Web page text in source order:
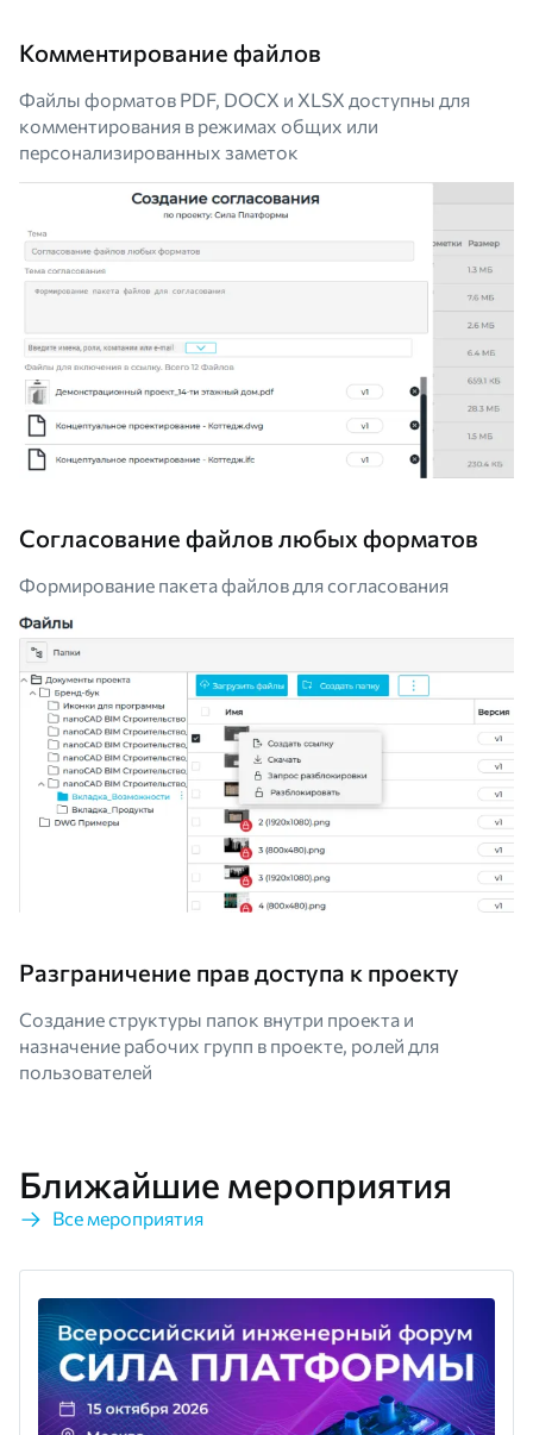
Комментирование файлов
Файлы форматов PDF, DOCX и XLSX доступны для
комментирования в режимах общих или
персонализированных заметок
Согласование файлов любых форматов
Формирование пакета файлов для согласования
Разграничение прав доступа к проекту
Создание структуры папок внутри проекта и
назначение рабочих групп в проекте, ролей для
пользователей
Ближайшие мероприятия
Все мероприятия